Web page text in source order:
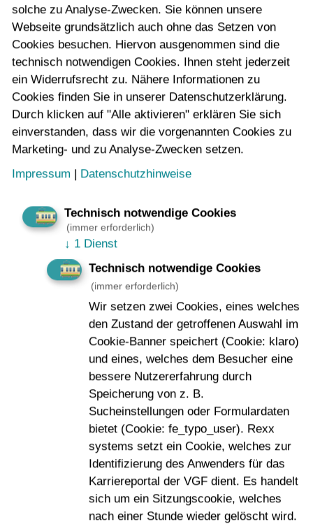
Vorname
Nachname
Nachricht *
Ich willige in die Speicherung meiner Daten
Hinweise und weitere Informationen zu der von Ihnen
gegebenen Einwilligung zur Speicherung der oben
eingegebenen Daten zum Zweck der Kontaktaufnahme
und Ihrem Widerrufsrecht erhalten Sie in der
Datenschutzerklärung
solche zu Analyse-Zwecken. Sie können unsere
Webseite grundsätzlich auch ohne das Setzen von
Cookies besuchen. Hiervon ausgenommen sind die
technisch notwendigen Cookies. Ihnen steht jederzeit
ein Widerrufsrecht zu. Nähere Informationen zu
Cookies finden Sie in unserer Datenschutzerklärung.
Durch klicken auf "Alle aktivieren" erklären Sie sich
einverstanden, dass wir die vorgenannten Cookies zu
Marketing- und zu Analyse-Zwecken setzen.
Impressum | Datenschutzhinweise
Technisch notwendige Cookies
(immer erforderlich)
↓ 1 Dienst
Technisch notwendige Cookies
(immer erforderlich)
Wir setzen zwei Cookies, eines welches
den Zustand der getroffenen Auswahl im
Cookie-Banner speichert (Cookie: klaro)
und eines, welches dem Besucher eine
bessere Nutzererfahrung durch
Speicherung von z. B.
Sucheinstellungen oder Formulardaten
bietet (Cookie: fe_typo_user). Rexx
systems setzt ein Cookie, welches zur
Identifizierung des Anwenders für das
Karriereportal der VGF dient. Es handelt
sich um ein Sitzungscookie, welches
nach einer Stunde wieder gelöscht wird.